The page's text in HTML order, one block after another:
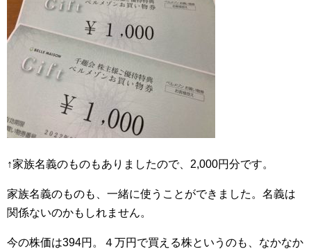
↑家族名義のものもありましたので、2,000円分です。
家族名義のものも、一緒に使うことができました。名義は
関係ないのかもしれません。
今の株価は394円。４万円で買える株というのも、なかなか